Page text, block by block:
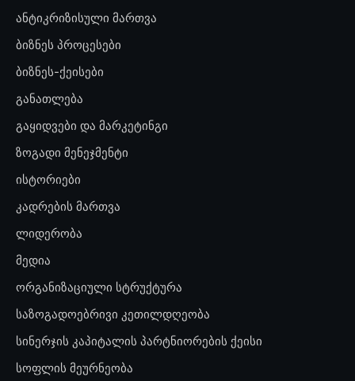
ანტიკრიზისული მართვა
ბიზნეს პროცესები
ბიზნეს-ქეისები
განათლება
გაყიდვები და მარკეტინგი
ზოგადი მენეჯმენტი
ისტორიები
კადრების მართვა
ლიდერობა
მედია
ორგანიზაციული სტრუქტურა
საზოგადოებრივი კეთილდღეობა
სინერჯის კაპიტალის პარტნიორების ქეისი
სოფლის მეურნეობა